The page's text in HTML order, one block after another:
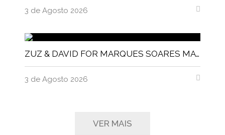
3 de Agosto 2026
ZUZ & DAVID FOR MARQUES SOARES MAGNITUDE MAGAZINE
3 de Agosto 2026
VER MAIS